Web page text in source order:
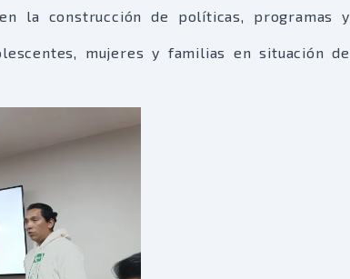
la construcción de políticas, programas y
mujeres y familias en situación de